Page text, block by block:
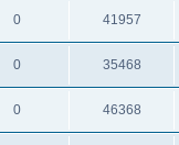
0 41957
0 35468
0 46368